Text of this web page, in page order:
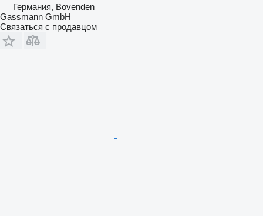
Германия, Bovenden
Gassmann GmbH
Связаться с продавцом